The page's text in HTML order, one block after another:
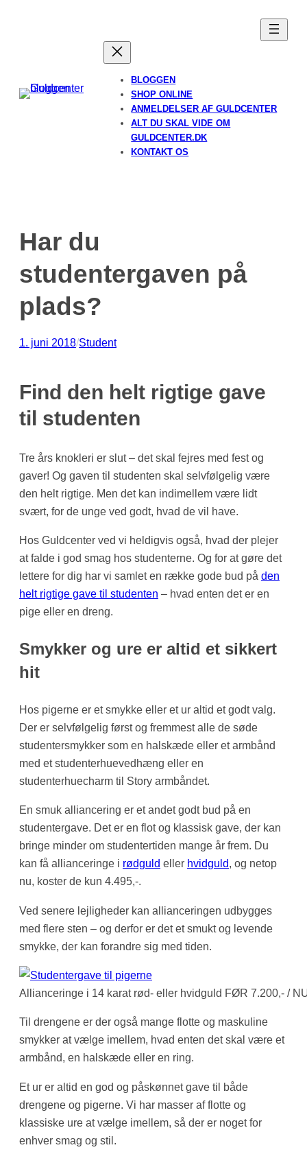
BLOGGEN
SHOP ONLINE
ANMELDELSER AF GULDCENTER
ALT DU SKAL VIDE OM
GULDCENTER.DK
KONTAKT OS
Har du
studentergaven på
plads?
1. juni 2018/Student
Find den helt rigtige gave
til studenten
Tre års knokleri er slut – det skal fejres med fest og
gaver! Og gaven til studenten skal selvfølgelig være
den helt rigtige. Men det kan indimellem være lidt
svært, for de unge ved godt, hvad de vil have.
Hos Guldcenter ved vi heldigvis også, hvad der plejer
at falde i god smag hos studenterne. Og for at gøre det
lettere for dig har vi samlet en række gode bud på den
helt rigtige gave til studenten – hvad enten det er en
pige eller en dreng.
Smykker og ure er altid et sikkert
hit
Hos pigerne er et smykke eller et ur altid et godt valg.
Der er selvfølgelig først og fremmest alle de søde
studentersmykker som en halskæde eller et armbånd
med et studenterhuevedhæng eller en
studenterhuecharm til Story armbåndet.
En smuk alliancering er et andet godt bud på en
studentergave. Det er en flot og klassisk gave, der kan
bringe minder om studentertiden mange år frem. Du
kan få allianceringe i rødguld eller hvidguld, og netop
nu, koster de kun 4.495,-.
Ved senere lejligheder kan allianceringen udbygges
med flere sten – og derfor er det et smukt og levende
smykke, der kan forandre sig med tiden.
Allianceringe i 14 karat rød- eller hvidguld FØR 7.200,- /
Til drengene er der også mange flotte og maskuline
smykker at vælge imellem, hvad enten det skal være et
armbånd, en halskæde eller en ring.
Et ur er altid en god og påskønnet gave til både
drengene og pigerne. Vi har masser af flotte og
klassiske ure at vælge imellem, så der er noget for
enhver smag og stil.